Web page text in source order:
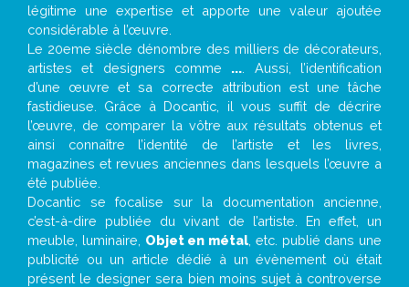
légitime une expertise et apporte une valeur ajoutée
considérable à l’œuvre.
Le 20eme siècle dénombre des milliers de décorateurs,
artistes et designers comme ... . Aussi, l’identification
d’une œuvre et sa correcte attribution est une tâche
fastidieuse. Grâce à Docantic, il vous suffit de décrire
l’œuvre, de comparer la vôtre aux résultats obtenus et
ainsi connaître l’identité de l’artiste et les livres,
magazines et revues anciennes dans lesquels l’œuvre a
été publiée.
Docantic se focalise sur la documentation ancienne,
c’est-à-dire publiée du vivant de l’artiste. En effet, un
meuble, luminaire, Objet en métal , etc. publié dans une
publicité ou un article dédié à un évènement où était
présent le designer sera bien moins sujet à controverse